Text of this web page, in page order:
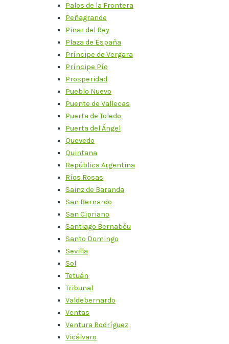
Palos de la Frontera
Peñagrande
Pinar del Rey
Plaza de España
Príncipe de Vergara
Príncipe Pío
Prosperidad
Pueblo Nuevo
Puente de Vallecas
Puerta de Toledo
Puerta del Ángel
Quevedo
Quintana
República Argentina
Ríos Rosas
Sainz de Baranda
San Bernardo
San Cipriano
Santiago Bernabéu
Santo Domingo
Sevilla
Sol
Tetuán
Tribunal
Valdebernardo
Ventas
Ventura Rodríguez
Vicálvaro